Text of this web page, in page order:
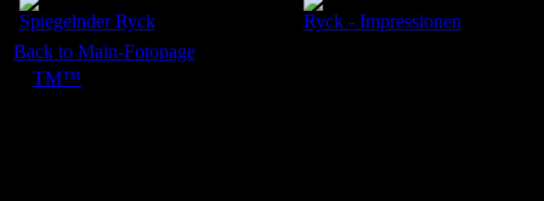
Spiegelnder Ryck
Ryck - Impressionen
Back to Main-Fotopage
TM™